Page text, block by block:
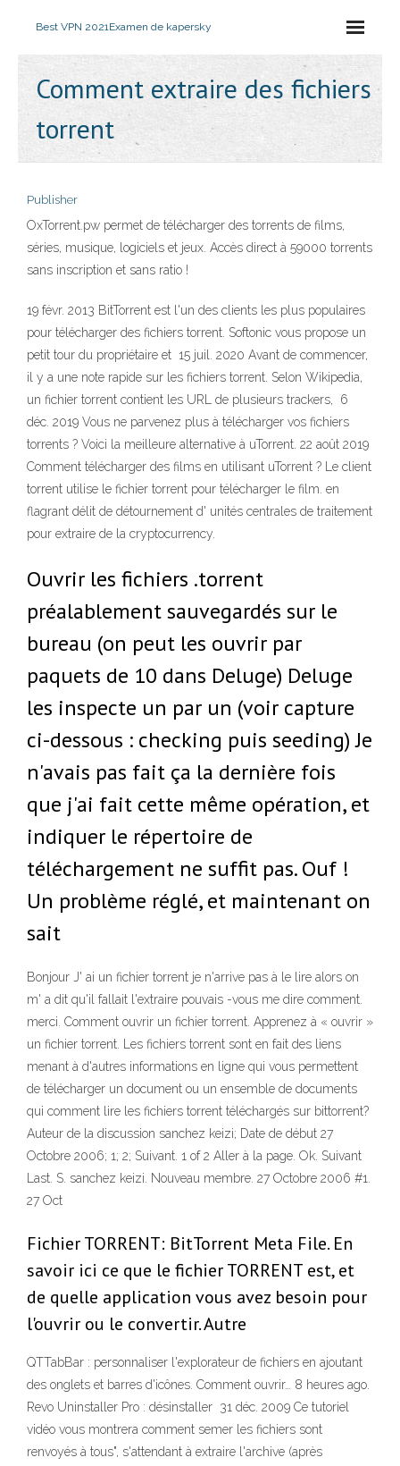
Best VPN 2021Examen de kapersky
Comment extraire des fichiers
torrent
Publisher
OxTorrent.pw permet de télécharger des torrents de films,
séries, musique, logiciels et jeux. Accès direct à 59000 torrents
sans inscription et sans ratio !
19 févr. 2013 BitTorrent est l'un des clients les plus populaires
pour télécharger des fichiers torrent. Softonic vous propose un
petit tour du propriétaire et 15 juil. 2020 Avant de commencer,
il y a une note rapide sur les fichiers torrent. Selon Wikipedia,
un fichier torrent contient les URL de plusieurs trackers, 6
déc. 2019 Vous ne parvenez plus à télécharger vos fichiers
torrents ? Voici la meilleure alternative à uTorrent. 22 août 2019
Comment télécharger des films en utilisant uTorrent ? Le client
torrent utilise le fichier torrent pour télécharger le film. en
flagrant délit de détournement d' unités centrales de traitement
pour extraire de la cryptocurrency.
Ouvrir les fichiers .torrent
préalablement sauvegardés sur le
bureau (on peut les ouvrir par
paquets de 10 dans Deluge) Deluge
les inspecte un par un (voir capture
ci-dessous : checking puis seeding) Je
n'avais pas fait ça la dernière fois
que j'ai fait cette même opération, et
indiquer le répertoire de
téléchargement ne suffit pas. Ouf !
Un problème réglé, et maintenant on
sait
Bonjour J' ai un fichier torrent je n'arrive pas à le lire alors on
m' a dit qu'il fallait l'extraire pouvais -vous me dire comment.
merci. Comment ouvrir un fichier torrent. Apprenez à « ouvrir »
un fichier torrent. Les fichiers torrent sont en fait des liens
menant à d'autres informations en ligne qui vous permettent
de télécharger un document ou un ensemble de documents
qui comment lire les fichiers torrent téléchargés sur bittorrent?
Auteur de la discussion sanchez keizi; Date de début 27
Octobre 2006; 1; 2; Suivant. 1 of 2 Aller à la page. Ok. Suivant
Last. S. sanchez keizi. Nouveau membre. 27 Octobre 2006 #1.
27 Oct
Fichier TORRENT: BitTorrent Meta File. En
savoir ici ce que le fichier TORRENT est, et
de quelle application vous avez besoin pour
l'ouvrir ou le convertir. Autre
QTTabBar : personnaliser l'explorateur de fichiers en ajoutant
des onglets et barres d'icônes. Comment ouvrir… 8 heures ago.
Revo Uninstaller Pro : désinstaller 31 déc. 2009 Ce tutoriel
vidéo vous montrera comment semer les fichiers sont
renvoyés à tous", s'attendant à extraire l'archive (après